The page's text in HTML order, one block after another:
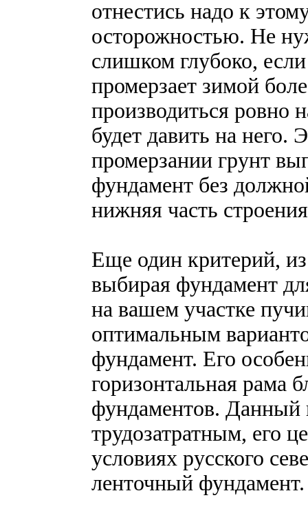
отнестись надо к
осторожностью. Не
слишком глубоко,
промерзает зимой
производиться ровно
будет давить на него.
промерзании грунт
фундамент без
нижняя часть
Еще один критерий, из
выбирая фундамент
на вашем участке
оптимальным
фундамент. Его
горизонтальная рама
фундаментов. Данный
трудозатратным, его
условиях русского
ленточный фундамент.